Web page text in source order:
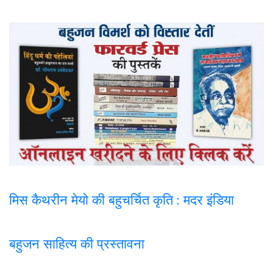
मिस कैथरीन मेयो की बहुचर्चित कृति : मदर इंडिया
बहुजन साहित्य की प्रस्तावना